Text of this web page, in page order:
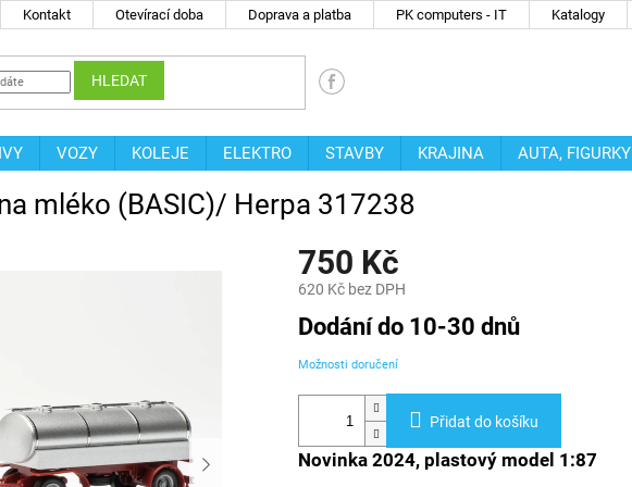
Kontakt Otevírací doba Doprava a platba PK computers - IT Katalogy
HLEDAT
VOZY KOLEJE ELEKTRO STAVBY KRAJINA AUTA, FIGURKY
mléko (BASIC)/ Herpa 317238
750 Kč
620 Kč bez DPH
Měrná
cena:
Dodání do 10-30 dnů
Možnosti doručení
Přidat do košíku
Novinka 2024, plastový model 1:87